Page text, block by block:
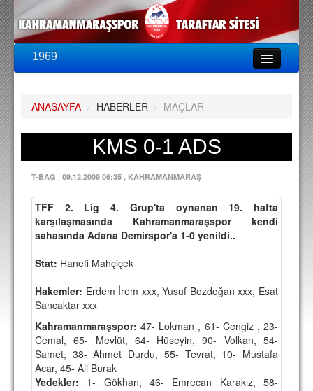
1969
PUAN DURUMU
FİKSTÜR
KADRO
A TAKIM KADROSU
TEKNİK KADRO
TRANSFERLER
TARAFTAR
BİLETLER
LİSANSLI ÜRÜNLER
MULTİMEDYA
ANASAYFA / HABERLER / MAÇLAR
KMS 0-1 ADS
T-BAG | 09.12.2009 06:35 , KAHRAMANMARAŞ
TFF 2. Lig 4. Grup'ta oynanan 19. hafta
karşılaşmasında Kahramanmaraşspor kendi
sahasında Adana Demirspor'a 1-0 yenildi..
Stat: Hanefi Mahçiçek
Hakemler: Erdem İrem xxx, Yusuf Bozdoğan xxx, Esat
Sancaktar xxx
Kahramanmaraşspor: 47- Lokman , 61- Cengiz , 23-
Cemal, 65- Mevlüt, 64- Hüseyin, 90- Volkan, 54-
Samet, 38- Ahmet Durdu, 55- Tevrat, 10- Mustafa
Acar, 45- Ali Burak
Yedekler: 1- Gökhan, 46- Emrecan Karakız, 58-